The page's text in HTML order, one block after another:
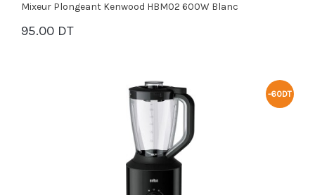
Mixeur Plongeant Kenwood HBM02 600W Blanc
95.00 DT
PANIER
-60DT